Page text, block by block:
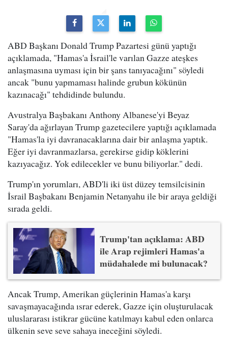
ABD Başkanı Donald Trump Pazartesi günü yaptığı
açıklamada, "Hamas'a İsrail'le varılan Gazze ateşkes
anlaşmasına uyması için bir şans tanıyacağını" söyledi
ancak "bunu yapmaması halinde grubun kökünün
kazınacağı" tehdidinde bulundu.
Avustralya Başbakanı Anthony Albanese'yi Beyaz
Saray'da ağırlayan Trump gazetecilere yaptığı açıklamada
"Hamas'la iyi davranacaklarına dair bir anlaşma yaptık.
Eğer iyi davranmazlarsa, gerekirse gidip köklerini
kazıyacağız. Yok edilecekler ve bunu biliyorlar." dedi.
Trump'ın yorumları, ABD'li iki üst düzey temsilcisinin
İsrail Başbakanı Benjamin Netanyahu ile bir araya geldiği
sırada geldi.
Trump'tan açıklama: ABD
ile Arap rejimleri Hamas'a
müdahalede mi bulunacak?
Ancak Trump, Amerikan güçlerinin Hamas'a karşı
savaşmayacağında ısrar ederek, Gazze için oluşturulacak
uluslararası istikrar gücüne katılmayı kabul eden onlarca
ülkenin seve seve sahaya ineceğini söyledi.